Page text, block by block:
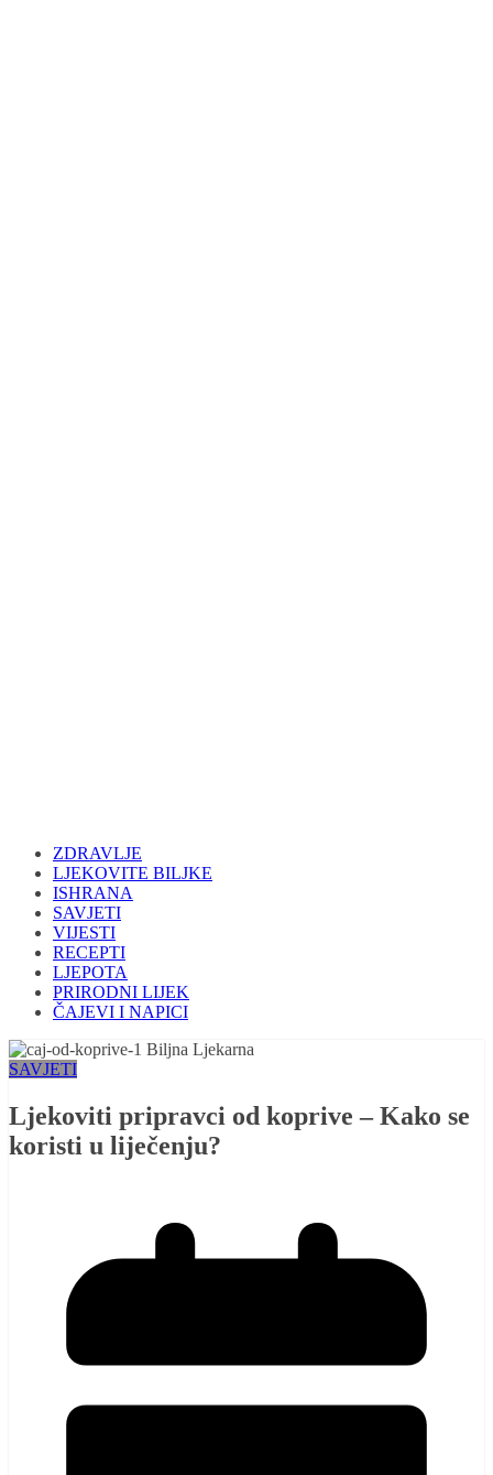
ZDRAVLJE
LJEKOVITE BILJKE
ISHRANA
SAVJETI
VIJESTI
RECEPTI
LJEPOTA
PRIRODNI LIJEK
ČAJEVI I NAPICI
SAVJETI
Ljekoviti pripravci od koprive – Kako se
koristi u liječenju?